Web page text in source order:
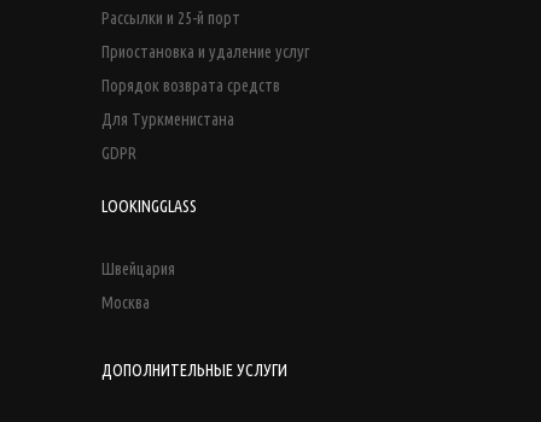
Рассылки и 25-й порт
Приостановка и удаление услуг
Порядок возврата средств
Для Туркменистана
GDPR
LOOKINGGLASS
Швейцария
Москва
ДОПОЛНИТЕЛЬНЫЕ УСЛУГИ